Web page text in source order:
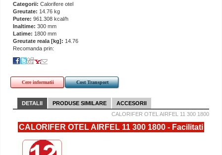
Categorii: Calorifere otel
Greutate: 14.76 kg
Putere: 961.308 kcal/h
Inaltime: 300 mm
Latime: 1800 mm
Greutate reala [kg]: 14.76
Recomanda prin:
Cere informatii Cost Transport
DETALII PRODUSE SIMILARE
ACCESORII
CALORIFER OTEL AIRFEL 11 300 1800
CALORIFER OTEL AIRFEL 11 300 1800 - Facilitati